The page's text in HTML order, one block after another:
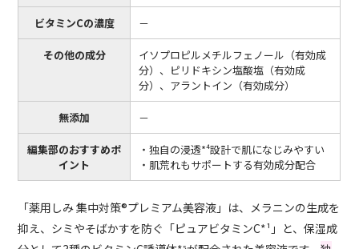
ビタミンCの濃度 －
その他の成分
イソプロピルメチルフェノール（有効成
分）、ピリドキシン塩酸塩（有効成
分）、アラントイン（有効成分）
無添加 －
編集部のおすすめポ
イント
・独自の浸透*⁴設計で肌になじみやすい
・肌荒れもサポートする有効成分配合
「薬用しみ 集中対策®プレミアム美容液」は、メラニンの生成を
抑え、シミやそばかすを防ぐ「ピュアビタミンC*¹」と、保湿成